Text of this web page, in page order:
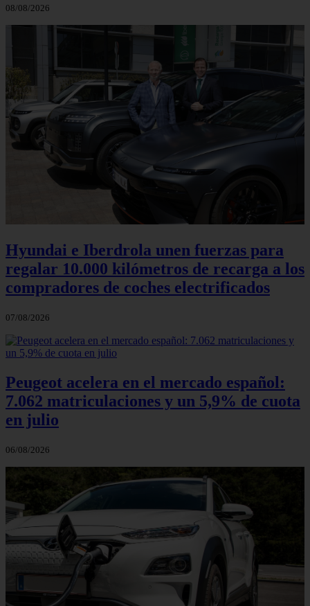
08/08/2026
Hyundai e Iberdrola unen fuerzas para
regalar 10.000 kilómetros de recarga a los
compradores de coches electrificados
07/08/2026
Peugeot acelera en el mercado español:
7.062 matriculaciones y un 5,9% de cuota
en julio
06/08/2026